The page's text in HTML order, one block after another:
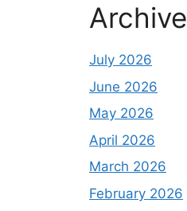
July 2026
June 2026
May 2026
April 2026
March 2026
February 2026